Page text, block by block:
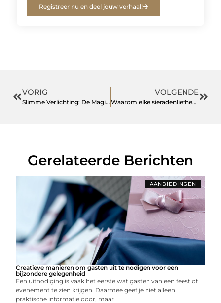
Registreer nu en deel jouw verhaal!
VORIG
Slimme Verlichting: De Magie van Somfy IO in Jouw Overkapping
VOLGENDE
Waarom elke sieradenliefhebber een betrouwbare online juwelier nodig heeft!
Gerelateerde Berichten
AANBIEDINGEN
Creatieve manieren om gasten uit te nodigen voor een
bijzondere gelegenheid
Een uitnodiging is vaak het eerste wat gasten van een feest of
evenement te zien krijgen. Daarmee geef je niet alleen
praktische informatie door, maar